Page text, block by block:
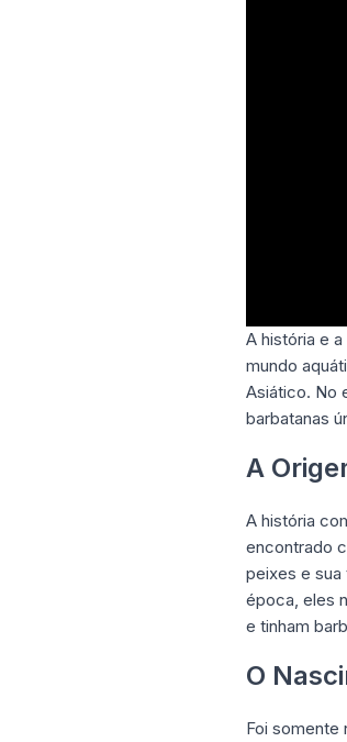
A história e
mundo
Asiático. No
barbatanas
A
A história
encontrado
peixes e sua
época, eles
e tinham
O
Foi somente